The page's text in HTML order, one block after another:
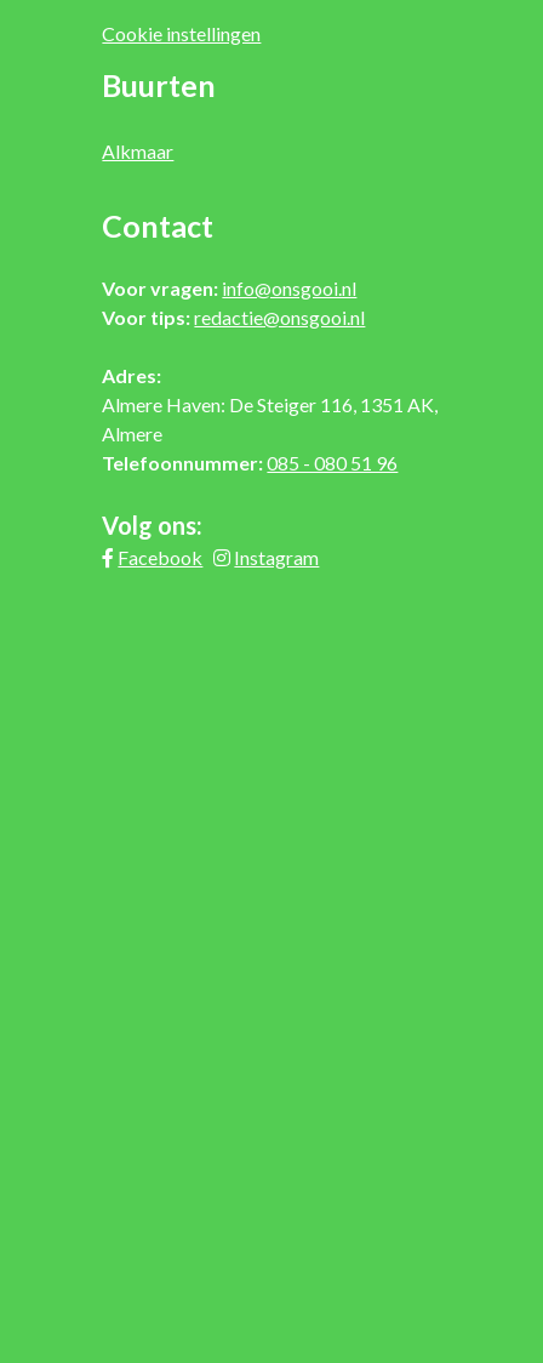
Cookie instellingen
Buurten
Alkmaar
Contact
Voor vragen: info@onsgooi.nl
Voor tips:redactie@onsgooi.nl
Adres:
Almere Haven: De Steiger 116, 1351 AK,
Almere
Telefoonnummer:085 - 080 51 96
Volg ons:
Facebook Instagram